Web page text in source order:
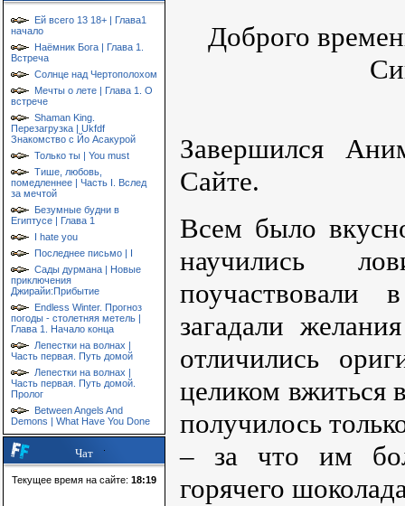
Ей всего 13 18+ | Глава1
начало
Наёмник Бога | Глава 1.
Встреча
Солнце над Чертополохом
Мечты о лете | Глава 1. О
встрече
Shaman King.
Перезагрузка | Ukfdf
Знакомство с Йо Асакурой
Только ты | You must
Тише, любовь,
помедленнее | Часть I. Вслед
за мечтой
Безумные будни в
Египтусе | Глава 1
I hate you
Последнее письмо | I
Сады дурмана | Новые
приключения
Джирайи:Прибытие
Endless Winter. Прогноз
погоды - столетняя метель |
Глава 1. Начало конца
Лепестки на волнах |
Часть первая. Путь домой
Лепестки на волнах |
Часть первая. Путь домой.
Пролог
Between Angels And
Demons | What Have You Done
Чат
Текущее время на сайте: 18:19
Доброго
Завершился
Сайте.
Всем было
научились
загадали
отличились
целиком вжиться
получилось
– за что им
горячего